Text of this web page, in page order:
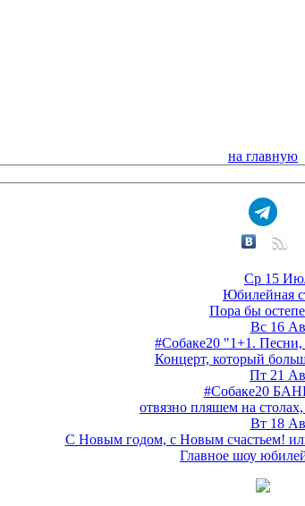
на главную
Ср 15
Юбилейная
Пора бы
Вс 16
#Собаке20 "1+1.
Концерт, который
Пт 21
#Собаке20
отвязно пляшем на
Вт 18
С Новым годом, с Новым счастьем!
Главное шоу